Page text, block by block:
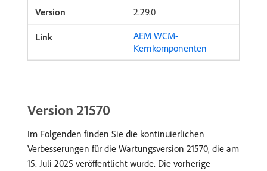
2.29.0
AEM WCM-
Kernkomponenten
Version 21570
Im Folgenden finden Sie die kontinuierlichen
Verbesserungen für die Wartungsversion 21570, die am
15. Juli 2025 veröffentlicht wurde. Die vorherige